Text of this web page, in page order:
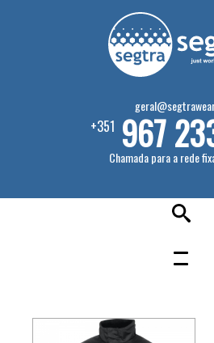
+351 967
Chamada para a rede